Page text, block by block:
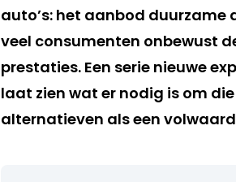
auto’s: het aanbod
veel consumenten onbewust
prestaties. Een serie nieuwe
laat zien wat er nodig is om
alternatieven als een